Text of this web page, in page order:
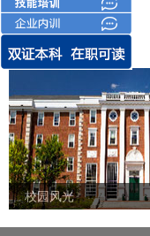
校园风光
校园风光